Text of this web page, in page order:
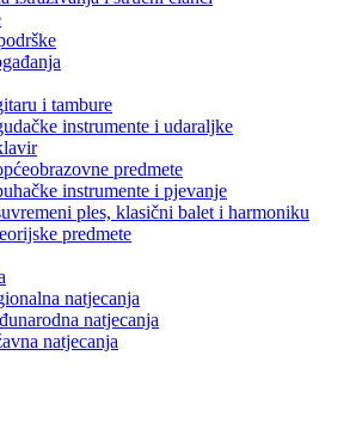
i tambure
instrumente i udaraljke
predmete
instrumente i pjevanje
ples, klasični balet i harmoniku
predmete
natjecanja
natjecanja
natjecanja